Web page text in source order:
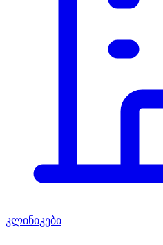
კლინიკები